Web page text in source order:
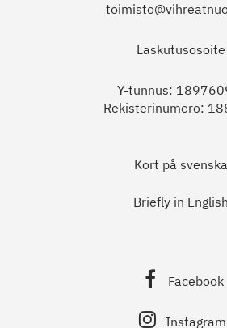
Laskutusosoite
Y-tunnus:
Rekisterinumero:
Kort på svenska
Briefly in English
Facebook
Instagram